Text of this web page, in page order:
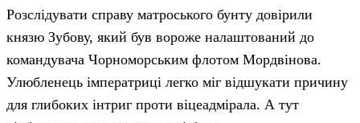
Розслідувати справу матроського бунту довірили
князю Зубову, який був вороже налаштований до
командувача Чорноморським флотом Мордвінова.
Улюбленець імператриці легко міг відшукати причину
для глибоких інтриг проти віцеадмірала. А тут